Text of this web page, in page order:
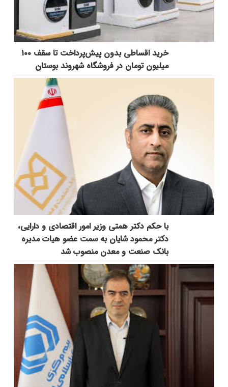
خرید اقساطی بدون پیش‌پرداخت تا سقف ۱۰۰
میلیون تومان در فروشگاه شهروند بوستان
با حکم دکتر همتی وزیر امور اقتصادی و دارایی،
دکتر محمود شایان به سمت عضو هیات مدیره
بانک صنعت و معدن منصوب شد